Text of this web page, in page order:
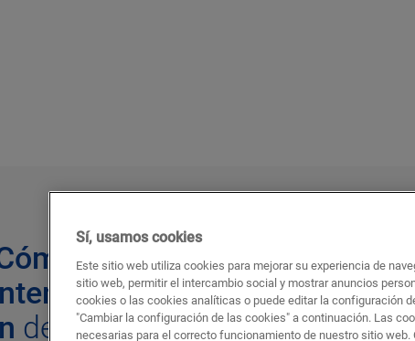
realizar el
y la
de su suelo de
Mantener su nuevo
mayoría de los
mantener su suelo
arañazo arruinen su
solucione.
Sí, usamos cookies
Este sitio web utiliza cookies para mejorar su experiencia de
sitio web, permitir el intercambio social y mostrar anuncios
cookies o las cookies analíticas o puede editar la configuración
"Cambiar la configuración de las cookies" a continuación. Las
necesarias para el correcto funcionamiento de nuestro sitio